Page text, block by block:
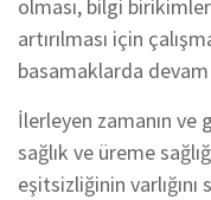
olması, bilgi
artırılması için
basamaklarda
İlerleyen zamanın ve
sağlık ve üreme
eşitsizliğinin